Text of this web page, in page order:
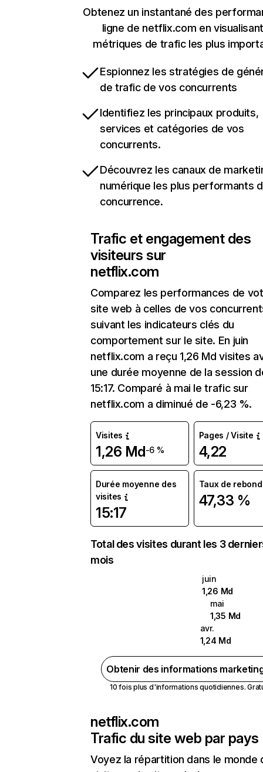
Obtenez un instantané des
ligne de netflix.com en
métriques de trafic les plus
Espionnez les stratégies de
de trafic de vos concurrents
Identifiez les principaux produits,
services et catégories de vos
concurrents.
Découvrez les canaux de
numérique les plus performants
concurrence.
Trafic et engagement des
visiteurs sur
netflix.com
Comparez les performances de
site web à celles de vos
suivant les indicateurs clés du
comportement sur le site. En juin
netflix.com a reçu 1,26 Md visites
une durée moyenne de la session
15:17. Comparé à mai le trafic sur
netflix.com a diminué de -6,23 %.
Visites
1,26 Md-6 %
Pages / Visite
4,22
Durée moyenne des
visites
15:17
Taux de rebond
47,33 %
Total des visites durant les 3
mois
juin
1,26 Md
mai
1,35 Md
avr.
1,24 Md
Obtenir des informations
10 fois plus d'informations quotidiennes.
netflix.com
Trafic du site web par pays
Voyez la répartition dans le monde